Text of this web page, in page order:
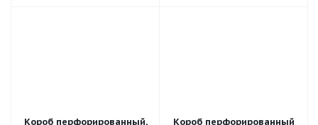
Короб перфорированный,
Короб перфорированный